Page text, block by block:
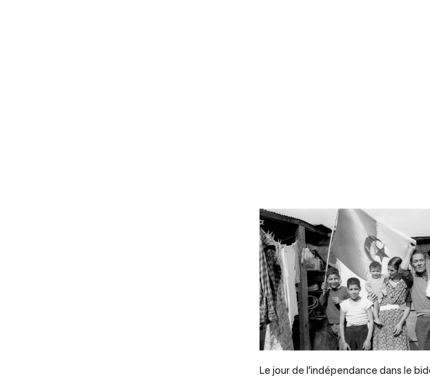
Legende
Le jour de l’indépendance dans le